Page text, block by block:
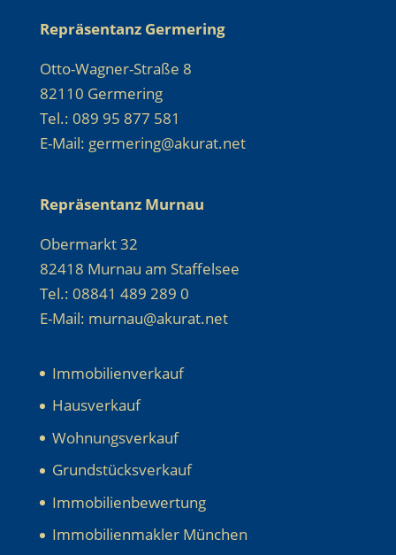
Repräsentanz Germering
Otto-Wagner-Straße 8
82110 Germering
Tel.: 089 95 877 581
E-Mail: germering@akurat.net
Repräsentanz Murnau
Obermarkt 32
82418 Murnau am Staffelsee
Tel.: 08841 489 289 0
E-Mail: murnau@akurat.net
Immobilienverkauf
Hausverkauf
Wohnungsverkauf
Grundstücksverkauf
Immobilienbewertung
Immobilienmakler München